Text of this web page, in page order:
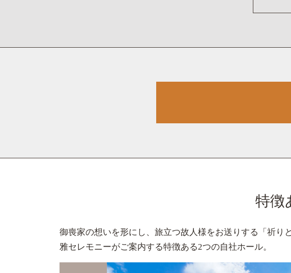
特徴
御喪家の想いを形にし、旅立つ故人様をお送りする「祈り
雅セレモニーがご案内する特徴ある2つの自社ホール。